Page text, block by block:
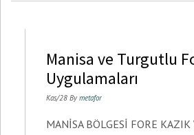
Manisa ve Turgutlu
Uygulamaları
Kas/28 By metafor
MANİSA BÖLGESİ FORE